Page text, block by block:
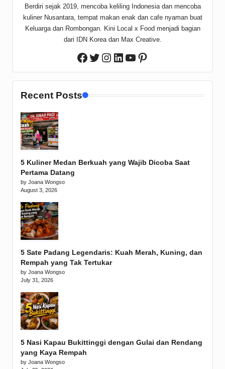
Berdiri sejak 2019, mencoba keliling Indonesia dan mencoba
kuliner Nusantara, tempat makan enak dan cafe nyaman buat
Keluarga dan Rombongan. Kini Local x Food menjadi bagian
dari IDN Korea dan Max Creative.
Facebook
Twitter
Instagram
LinkedIn
YouTube
Pinterest
Recent Posts
5 Kuliner Medan Berkuah yang Wajib Dicoba Saat
Pertama Datang
by Joana Wongso
August 3, 2026
5 Sate Padang Legendaris: Kuah Merah, Kuning, dan
Rempah yang Tak Tertukar
by Joana Wongso
July 31, 2026
5 Nasi Kapau Bukittinggi dengan Gulai dan Rendang
yang Kaya Rempah
by Joana Wongso